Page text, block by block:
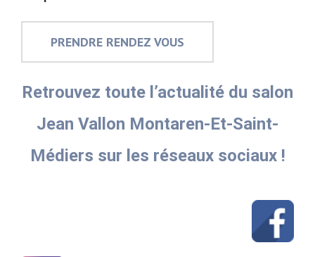
PRENDRE RENDEZ VOUS
Retrouvez toute l’actualité du salon
Jean Vallon Montaren-Et-Saint-
Médiers sur les réseaux sociaux !